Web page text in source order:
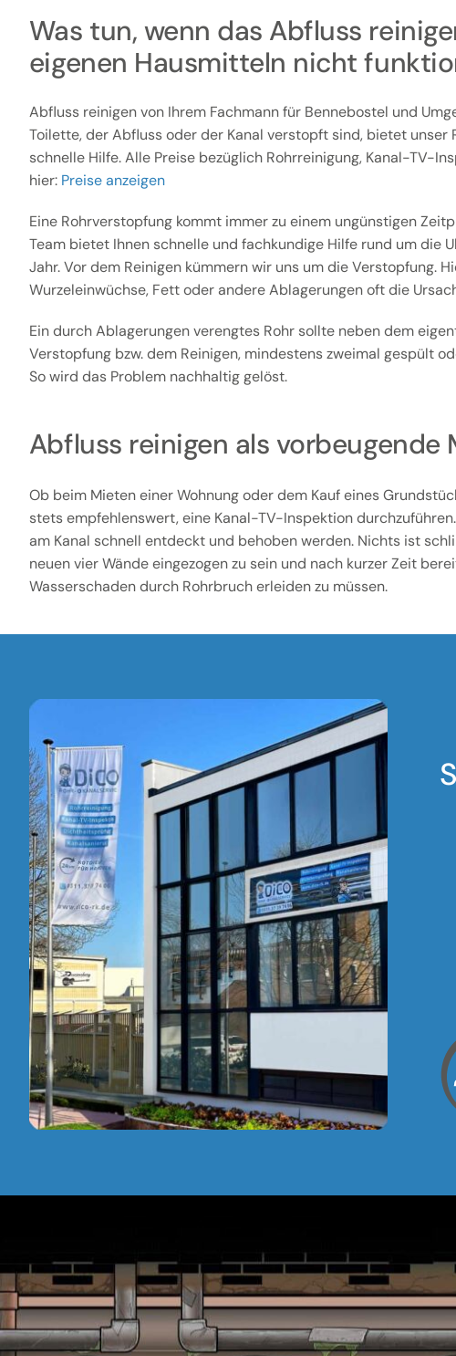
Was tun, wenn das Abfluss
eigenen Hausmitteln nicht
Abfluss reinigen von Ihrem Fachmann für Bennebostel und
Toilette, der Abfluss oder der Kanal verstopft sind, bietet unser
schnelle Hilfe. Alle Preise bezüglich Rohrreinigung, Kanal-TV-
hier: Preise anzeigen
Eine Rohrverstopfung kommt immer zu einem ungünstigen
Team bietet Ihnen schnelle und fachkundige Hilfe rund um die
Jahr. Vor dem Reinigen kümmern wir uns um die Verstopfung.
Wurzeleinwüchse, Fett oder andere Ablagerungen oft die
Ein durch Ablagerungen verengtes Rohr sollte neben dem
Verstopfung bzw. dem Reinigen, mindestens zweimal gespült
So wird das Problem nachhaltig gelöst.
Abfluss reinigen als vorbeugende
Ob beim Mieten einer Wohnung oder dem Kauf eines
stets empfehlenswert, eine Kanal-TV-Inspektion
am Kanal schnell entdeckt und behoben werden. Nichts ist
neuen vier Wände eingezogen zu sein und nach kurzer Zeit
Wasserschaden durch Rohrbruch erleiden zu müssen.